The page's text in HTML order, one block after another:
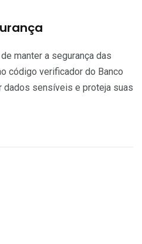
manter a segurança das
código verificador do Banco
dados sensíveis e proteja suas